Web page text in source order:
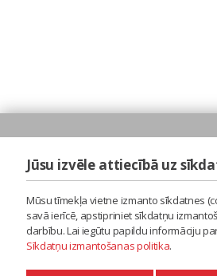
Jūsu izvēle attiecībā uz
Mūsu tīmekļa vietne izmanto sīkdatnes
savā ierīcē, apstipriniet sīkdatņu
darbību. Lai iegūtu papildu informāciju
Sīkdatņu izmantošanas politika.